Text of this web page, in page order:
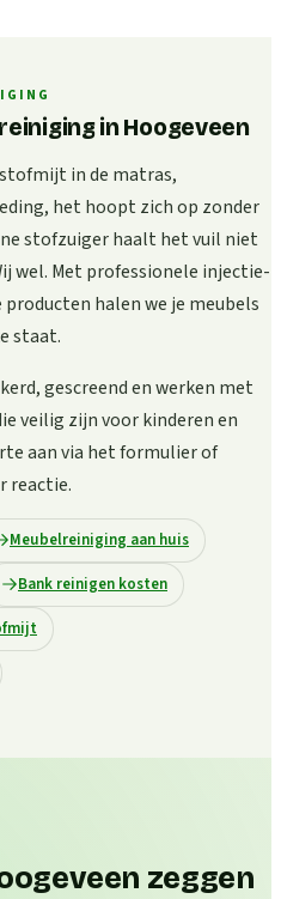
in Hoogeveen
in de matras,
het hoopt zich op zonder
stofzuiger haalt het vuil niet
wel. Met professionele injectie-
halen we je meubels
staat.
gescreend en werken met
veilig zijn voor kinderen en
aan via het formulier of
reactie.
Meubelreiniging aan huis
Bank reinigen kosten
zeggen